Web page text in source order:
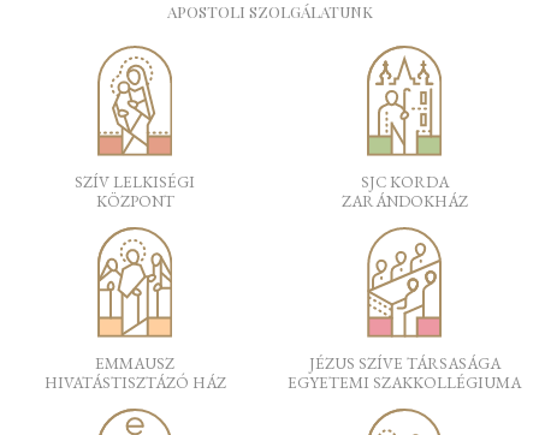
APOSTOLI SZOLGÁLATUNK
SZÍV LELKISÉGI
KÖZPONT
SJC KORDA
ZARÁNDOKHÁZ
EMMAUSZ
HIVATÁSTISZTÁZÓ HÁZ
JÉZUS SZÍVE TÁRSASÁGA
EGYETEMI SZAKKOLLÉGIUMA